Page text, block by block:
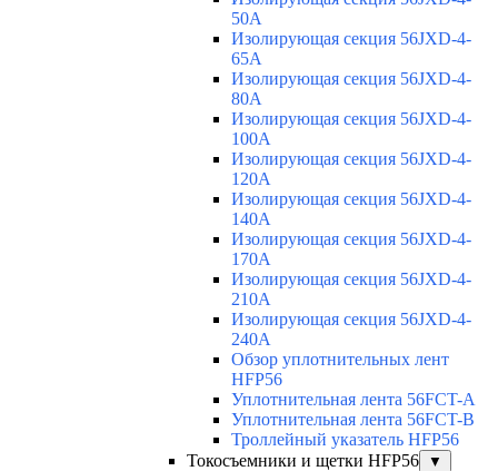
50A
Изолирующая секция 56JXD-4-
65A
Изолирующая секция 56JXD-4-
80A
Изолирующая секция 56JXD-4-
100A
Изолирующая секция 56JXD-4-
120A
Изолирующая секция 56JXD-4-
140A
Изолирующая секция 56JXD-4-
170A
Изолирующая секция 56JXD-4-
210A
Изолирующая секция 56JXD-4-
240A
Обзор уплотнительных лент
HFP56
Уплотнительная лента 56FCT-A
Уплотнительная лента 56FCT-B
Троллейный указатель HFP56
Токосъемники и щетки HFP56
▼